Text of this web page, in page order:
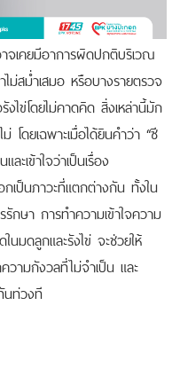
เคยมีอาการผิดปกติบริเวณ
สม่ำเสมอ หรือบางรายตรวจ
ไข่โดยไม่คาดคิด สิ่งเหล่านี้มัก
โดยเฉพาะเมื่อได้ยินคำว่า “ซี
ะเข้าใจว่าเป็นเรื่อง
เป็นภาวะที่แตกต่างกัน ทั้งใน
กษา การทำความเข้าใจความ
นมดลูกและรังไข่ จะช่วยให้
วามกังวลที่ไม่จำเป็น และ
นท่วงที